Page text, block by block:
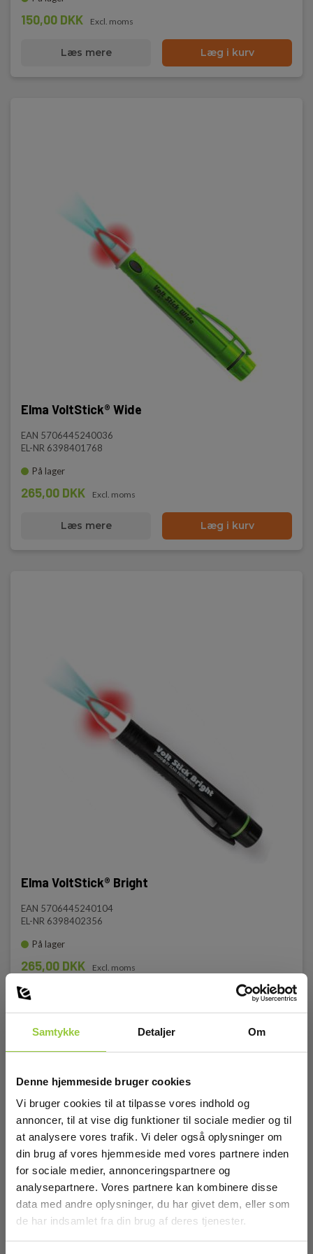
Samtykke Detaljer Om
Denne hjemmeside bruger cookies
Vi bruger cookies til at tilpasse vores indhold og
annoncer, til at vise dig funktioner til sociale medier og til
at analysere vores trafik. Vi deler også oplysninger om
din brug af vores hjemmeside med vores partnere inden
for sociale medier, annonceringspartnere og
analysepartnere. Vores partnere kan kombinere disse
data med andre oplysninger, du har givet dem, eller som
de har indsamlet fra din brug af deres tjenester.
150,00 DKK Excl. moms
Læs mere Læg i kurv
Elma VoltStick® Wide
EAN 5706445240036
EL-NR 6398401768
På lager
265,00 DKK Excl. moms
Læs mere Læg i kurv
Elma VoltStick® Bright
EAN 5706445240104
EL-NR 6398402356
På lager
265,00 DKK Excl. moms
Læg i kurv